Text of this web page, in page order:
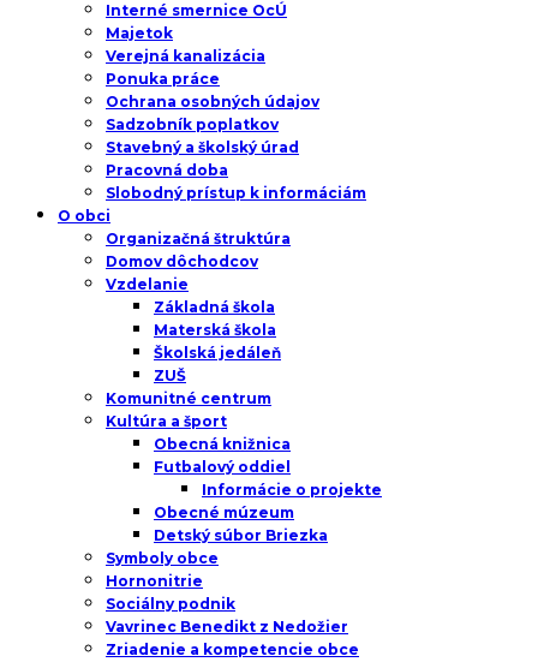
Interné smernice OcÚ
Majetok
Verejná kanalizácia
Ponuka práce
Ochrana osobných údajov
Sadzobník poplatkov
Stavebný a školský úrad
Pracovná doba
Slobodný prístup k informáciám
O obci
Organizačná štruktúra
Domov dôchodcov
Vzdelanie
Základná škola
Materská škola
Školská jedáleň
ZUŠ
Komunitné centrum
Kultúra a šport
Obecná knižnica
Futbalový oddiel
Informácie o projekte
Obecné múzeum
Detský súbor Briezka
Symboly obce
Hornonitrie
Sociálny podnik
Vavrinec Benedikt z Nedožier
Zriadenie a kompetencie obce